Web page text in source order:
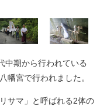
中期から行われている
幡宮で行われました。
サマ」と呼ばれる2体の